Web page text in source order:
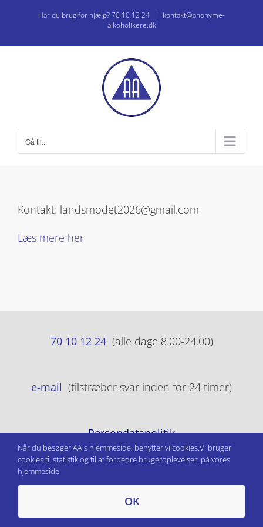
Har du brug for hjælp? 70 10 12 24 | kontakt@anonyme-
alkoholikere.dk
Gå til...
Kontakt: landsmodet2026@gmail.com
Læs mere her
70 10 12 24 (alle dage 8.00-24.00)
e-mail (tilstræber svar inden for 24 timer)
Persondatapolitik
Når du besøger AA's hjemmeside, benytter vi cookies.Vi bruger
cookies til statistik og til at forbedre brugeroplevelsen på vores
hjemmeside.
OK